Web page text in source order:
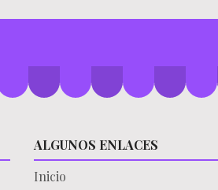
ALGUNOS ENLACES
Inicio